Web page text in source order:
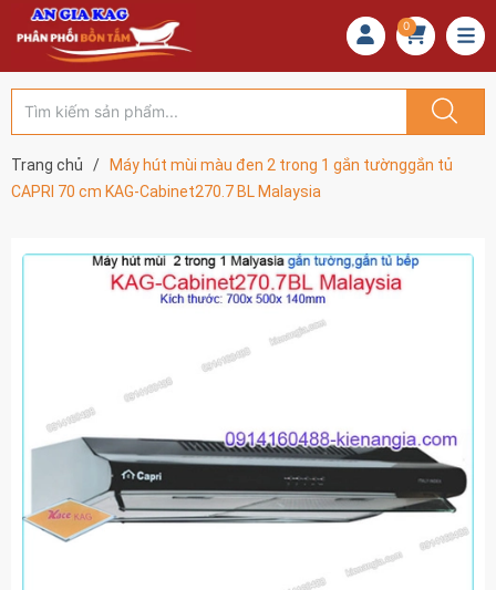
0
Trang chủ /
Máy hút mùi màu đen 2 trong 1 gắn tườnggắn tủ
CAPRI 70 cm KAG-Cabinet270.7 BL Malaysia